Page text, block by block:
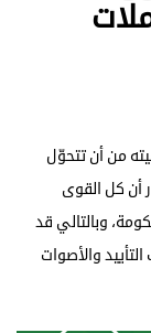
من أن تتحوّل
أن كل القوى
وبالتالي قد
والأصوات